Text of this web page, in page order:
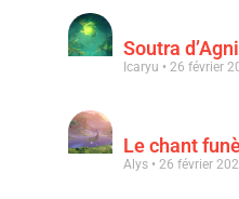
Soutra
Icaryu 26 février
Alys 26 février